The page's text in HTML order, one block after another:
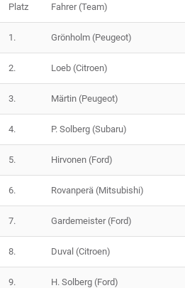
Platz Fahrer (Team)
1. Grönholm (Peugeot)
2. Loeb (Citroen)
3. Märtin (Peugeot)
4. P. Solberg (Subaru)
5. Hirvonen (Ford)
6. Rovanperä (Mitsubishi)
7. Gardemeister (Ford)
8. Duval (Citroen)
9. H. Solberg (Ford)